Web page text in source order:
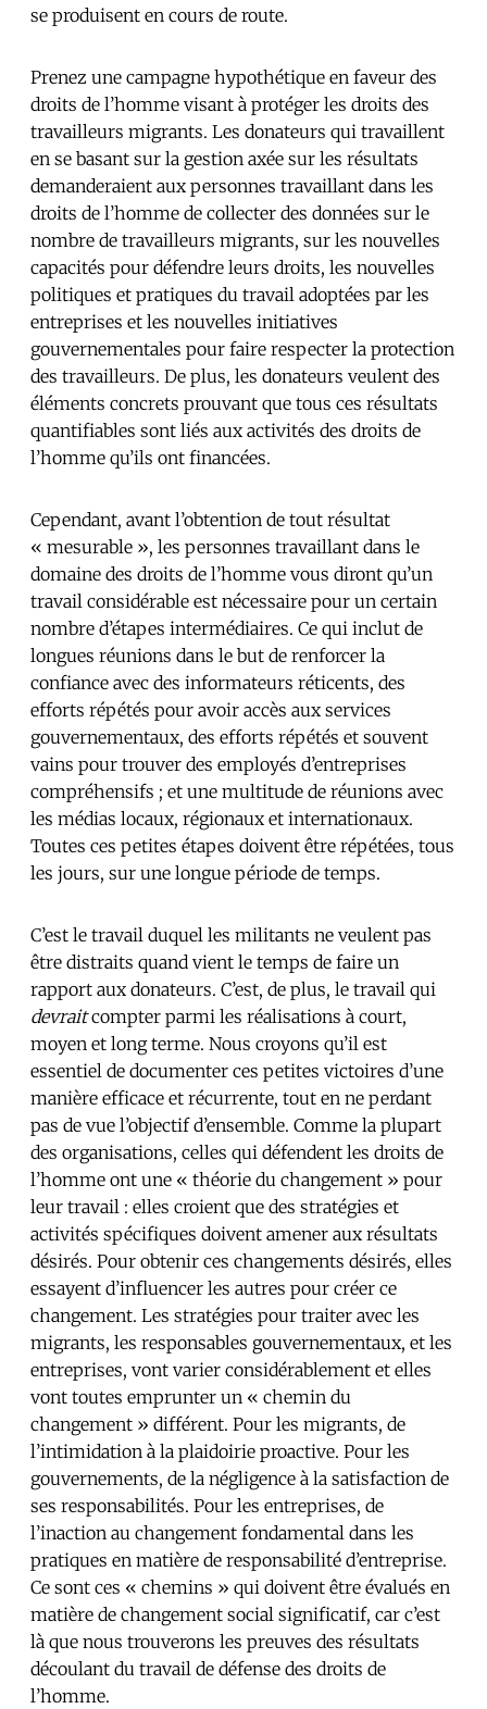
se produisent en cours de route.
Prenez une campagne hypothétique en faveur des
droits de l’homme visant à protéger les droits des
travailleurs migrants. Les donateurs qui travaillent
en se basant sur la gestion axée sur les résultats
demanderaient aux personnes travaillant dans les
droits de l’homme de collecter des données sur le
nombre de travailleurs migrants, sur les nouvelles
capacités pour défendre leurs droits, les nouvelles
politiques et pratiques du travail adoptées par les
entreprises et les nouvelles initiatives
gouvernementales pour faire respecter la protection
des travailleurs. De plus, les donateurs veulent des
éléments concrets prouvant que tous ces résultats
quantifiables sont liés aux activités des droits de
l’homme qu’ils ont financées.
Cependant, avant l’obtention de tout résultat
« mesurable », les personnes travaillant dans le
domaine des droits de l’homme vous diront qu’un
travail considérable est nécessaire pour un certain
nombre d’étapes intermédiaires. Ce qui inclut de
longues réunions dans le but de renforcer la
confiance avec des informateurs réticents, des
efforts répétés pour avoir accès aux services
gouvernementaux, des efforts répétés et souvent
vains pour trouver des employés d’entreprises
compréhensifs ; et une multitude de réunions avec
les médias locaux, régionaux et internationaux.
Toutes ces petites étapes doivent être répétées, tous
les jours, sur une longue période de temps.
C’est le travail duquel les militants ne veulent pas
être distraits quand vient le temps de faire un
rapport aux donateurs. C’est, de plus, le travail qui
devraitcompter parmi les réalisations à court,
moyen et long terme. Nous croyons qu’il est
essentiel de documenter ces petites victoires d’une
manière efficace et récurrente, tout en ne perdant
pas de vue l’objectif d’ensemble. Comme la plupart
des organisations, celles qui défendent les droits de
l’homme ont une « théorie du changement » pour
leur travail : elles croient que des stratégies et
activités spécifiques doivent amener aux résultats
désirés. Pour obtenir ces changements désirés, elles
essayent d’influencer les autres pour créer ce
changement. Les stratégies pour traiter avec les
migrants, les responsables gouvernementaux, et les
entreprises, vont varier considérablement et elles
vont toutes emprunter un « chemin du
changement » différent. Pour les migrants, de
l’intimidation à la plaidoirie proactive. Pour les
gouvernements, de la négligence à la satisfaction de
ses responsabilités. Pour les entreprises, de
l’inaction au changement fondamental dans les
pratiques en matière de responsabilité d’entreprise.
Ce sont ces « chemins » qui doivent être évalués en
matière de changement social significatif, car c’est
là que nous trouverons les preuves des résultats
découlant du travail de défense des droits de
l’homme.